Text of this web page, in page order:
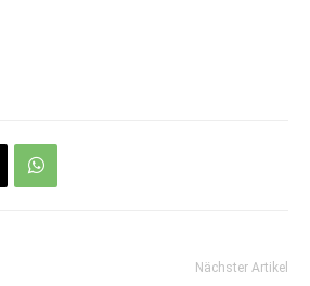
Nächster Artikel